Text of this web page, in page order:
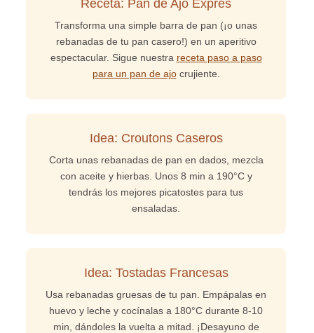
Receta: Pan de Ajo Exprés
Transforma una simple barra de pan (¡o unas
rebanadas de tu pan casero!) en un aperitivo
espectacular. Sigue nuestra receta paso a paso
para un pan de ajocrujiente.
Idea: Croutons Caseros
Corta unas rebanadas de pan en dados, mezcla
con aceite y hierbas. Unos 8 min a 190°C y
tendrás los mejores picatostes para tus
ensaladas.
Idea: Tostadas Francesas
Usa rebanadas gruesas de tu pan. Empápalas en
huevo y leche y cocínalas a 180°C durante 8-10
min, dándoles la vuelta a mitad. ¡Desayuno de